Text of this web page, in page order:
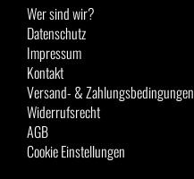
Wer sind wir?
Datenschutz
Impressum
Kontakt
Versand- & Zahlungsbedingungen
Widerrufsrecht
AGB
Cookie Einstellungen